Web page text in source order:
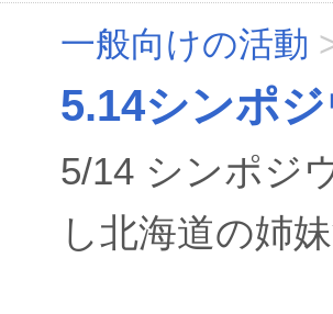
一般向けの活動
5.14シンポ
5/14 シンポジ
し北海道の姉